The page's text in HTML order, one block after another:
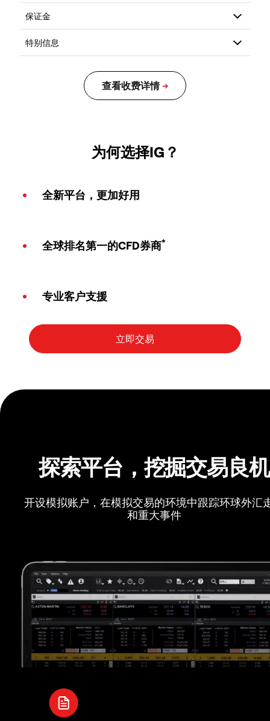
为何选择IG？
全新平台，更加好用
全球排名第一的CFD券商*
专业客户支援
探索平台，挖掘交易良机
开设模拟账户，在模拟交易的环境中跟踪环球外汇
和重大事件